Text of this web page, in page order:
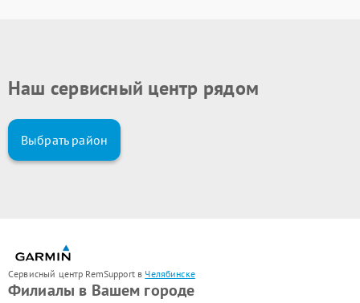
Наш сервисный центр рядом
Выбрать район
Сервисный центр RemSupport вЧелябинске
Филиалы в Вашем городе